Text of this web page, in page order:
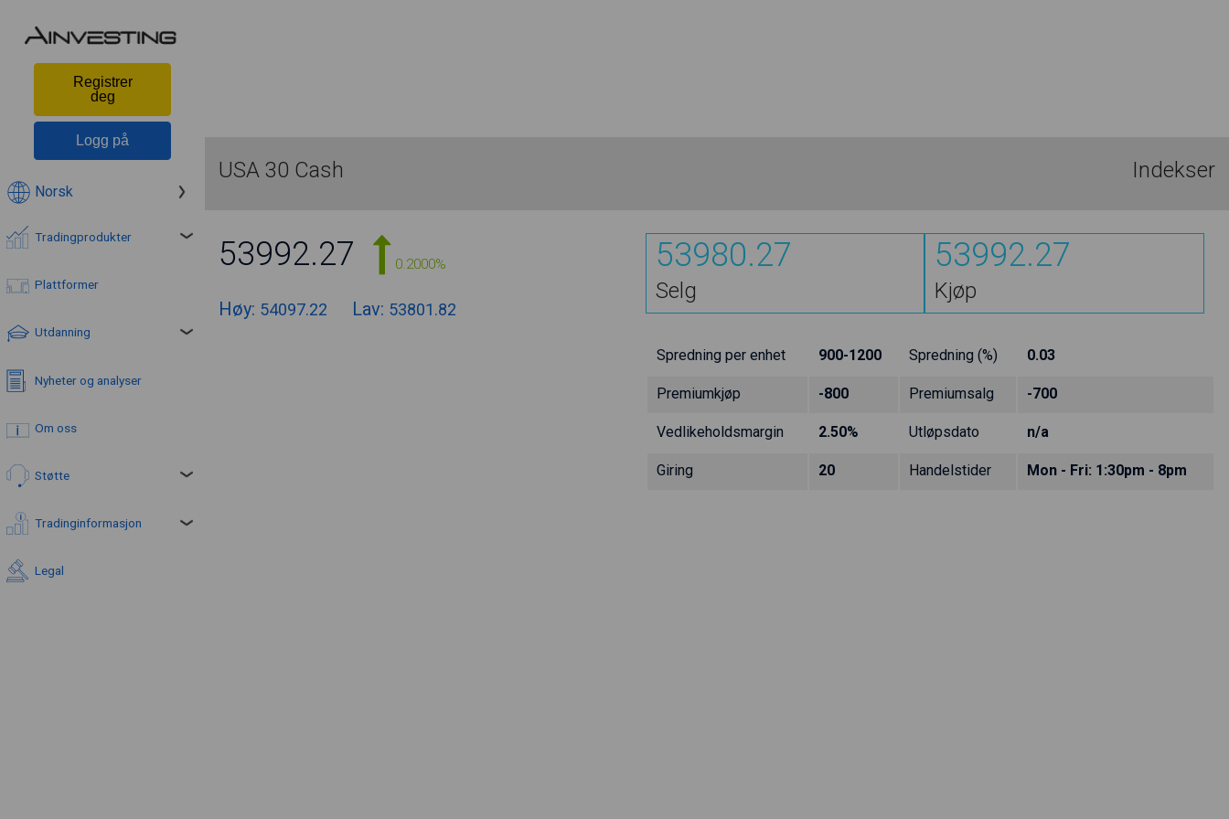
Registrer
deg
Logg på
Norsk
Tradingprodukter
Plattformer
Utdanning
Nyheter og analyser
Om oss
Støtte
Tradinginformasjon
Legal
USA 30 Cash Indekser
53992.27 0.2000%
Høy: 54097.22 Lav: 53801.82
53980.27
Selg
53992.27
Kjøp
Spredning per enhet 900-1200 Spredning (%) 0.03
Premiumkjøp -800 Premiumsalg -700
Vedlikeholdsmargin 2.50% Utløpsdato n/a
Giring 20 Handelstider Mon - Fri: 1:30pm - 8pm